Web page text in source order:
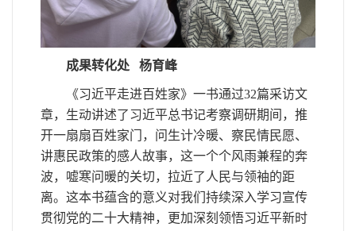
成果转化处 杨育峰
《习近平走进百姓家》一书通过32篇采访文
章，生动讲述了习近平总书记考察调研期间，推
开一扇扇百姓家门，问生计冷暖、察民情民愿、
讲惠民政策的感人故事，这一个个风雨兼程的奔
波，嘘寒问暖的关切，拉近了人民与领袖的距
离。这本书蕴含的意义对我们持续深入学习宣传
贯彻党的二十大精神，更加深刻领悟习近平新时